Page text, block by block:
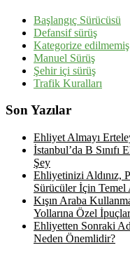
Başlangıç Sürücüsü
Defansif sürüş
Kategorize edilmemiş
Manuel Sürüş
Şehir içi sürüş
Trafik Kuralları
Son Yazılar
Ehliyet Almayı
İstanbul’da B
Şey
Ehliyetinizi Aldınız,
Sürücüler İçin Temel
Kışın Araba
Yollarına Özel
Ehliyetten Sonraki
Neden Önemlidir?